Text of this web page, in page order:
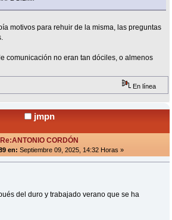
motivos para rehuir de la misma, las preguntas
comunicación no eran tan dóciles, o almenos
En línea
jmpn
Re:ANTONIO CORDÓN
en: Septiembre 09, 2025, 14:32 Horas »
del duro y trabajado verano que se ha